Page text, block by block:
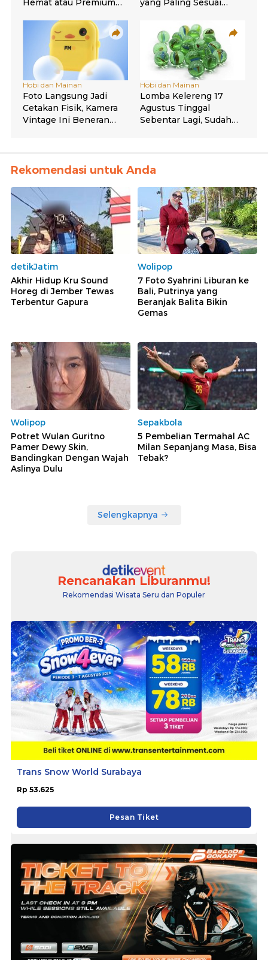
Rekomendasi untuk Anda
detikJatim
Akhir Hidup Kru Sound
Horeg di Jember Tewas
Terbentur Gapura
Wolipop
7 Foto Syahrini Liburan ke
Bali, Putrinya yang
Beranjak Balita Bikin
Gemas
Wolipop
Potret Wulan Guritno
Pamer Dewy Skin,
Bandingkan Dengan Wajah
Aslinya Dulu
Sepakbola
5 Pembelian Termahal AC
Milan Sepanjang Masa, Bisa
Tebak?
Selengkapnya
Rencanakan Liburanmu!
Rekomendasi Wisata Seru dan Populer
Trans Snow World Surabaya
Rp 53.625
Pesan Tiket